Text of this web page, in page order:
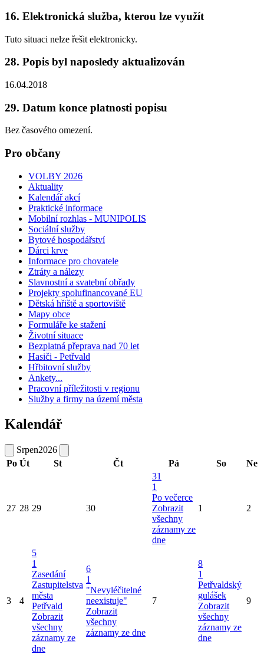
16. Elektronická služba, kterou lze využít
Tuto situaci nelze řešit elektronicky.
28. Popis byl naposledy aktualizován
16.04.2018
29. Datum konce platnosti popisu
Bez časového omezení.
Pro občany
VOLBY 2026
Aktuality
Kalendář akcí
Praktické informace
Mobilní rozhlas - MUNIPOLIS
Sociální služby
Bytové hospodářství
Dárci krve
Informace pro chovatele
Ztráty a nálezy
Slavnostní a svatební obřady
Projekty spolufinancované EU
Dětská hřiště a sportoviště
Mapy obce
Formuláře ke stažení
Životní situace
Bezplatná přeprava nad 70 let
Hasiči - Petřvald
Hřbitovní služby
Ankety...
Pracovní příležitosti v regionu
Služby a firmy na území města
Kalendář
Srpen2026
Po Út St Čt Pá So Ne
27 28 29 30
31
1
Po večerce
Zobrazit
všechny
záznamy ze
dne
1 2
3 4
5
1
Zasedání
Zastupitelstva
města
Petřvald
Zobrazit
všechny
záznamy ze
dne
6
1
"Nevyléčitelné
neexistuje"
Zobrazit
všechny
záznamy ze dne
7
8
1
Petřvaldský
gulášek
Zobrazit
všechny
záznamy ze
dne
9